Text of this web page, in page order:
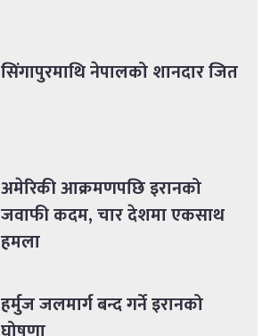
सिंगापुरमाथि नेपालको शानदार जित
अमेरिकी आक्रमणपछि इरानको
जवाफी कदम, चार देशमा एकसाथ
हमला
हर्मुज जलमार्ग बन्द गर्ने इरानको